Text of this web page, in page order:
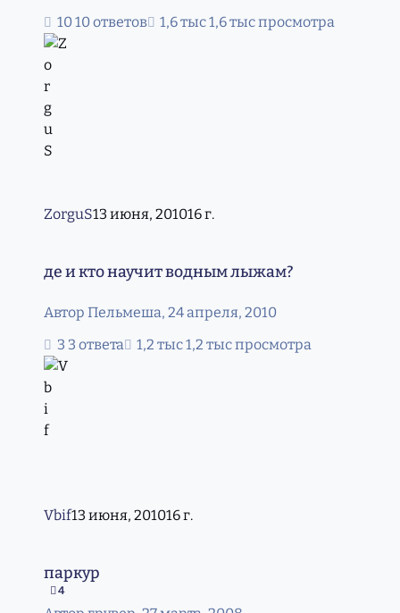
10 ответов
1,6 тыс просмотра
ZorguS13 июня, 201016 г.
де и кто научит водным лыжам?
Автор Пельмеша, 24 апреля, 2010
3 ответа
1,2 тыс просмотра
Vbif13 июня, 201016 г.
паркур
4